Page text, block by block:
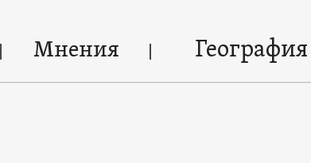
Мнения География